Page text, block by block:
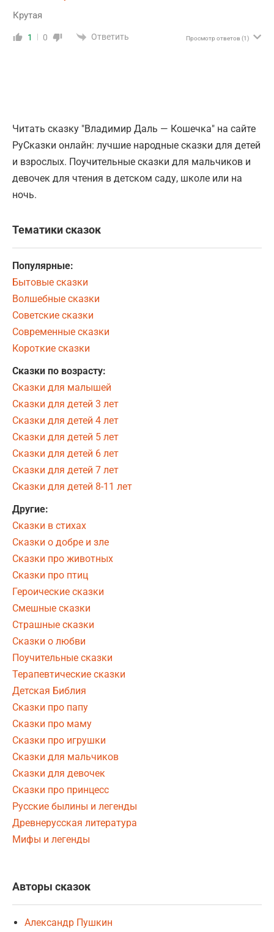
Крутая
1 0 Ответить Просмотр ответов (1)
Читать сказку "Владимир Даль — Кошечка" на сайте
РуСказки онлайн: лучшие народные сказки для детей
и взрослых. Поучительные сказки для мальчиков и
девочек для чтения в детском саду, школе или на
ночь.
Тематики сказок
Популярные:
Бытовые сказки
Волшебные сказки
Советские сказки
Современные сказки
Короткие сказки
Сказки по возрасту:
Сказки для малышей
Сказки для детей 3 лет
Сказки для детей 4 лет
Сказки для детей 5 лет
Сказки для детей 6 лет
Сказки для детей 7 лет
Сказки для детей 8-11 лет
Другие:
Сказки в стихах
Сказки о добре и зле
Сказки про животных
Сказки про птиц
Героические сказки
Смешные сказки
Страшные сказки
Сказки о любви
Поучительные сказки
Терапевтические сказки
Детская Библия
Сказки про папу
Сказки про маму
Сказки про игрушки
Сказки для мальчиков
Сказки для девочек
Сказки про принцесс
Русские былины и легенды
Древнерусская литература
Мифы и легенды
Авторы сказок
Александр Пушкин